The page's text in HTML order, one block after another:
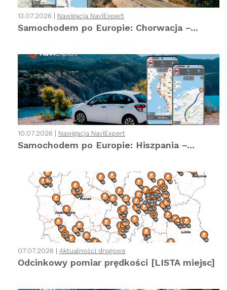
13.07.2026 | Nawigacja NaviExpert
Samochodem po Europie: Chorwacja –...
10.07.2026 | Nawigacja NaviExpert
Samochodem po Europie: Hiszpania –...
07.07.2026 | Aktualności drogowe
Odcinkowy pomiar prędkości [LISTA miejsc]